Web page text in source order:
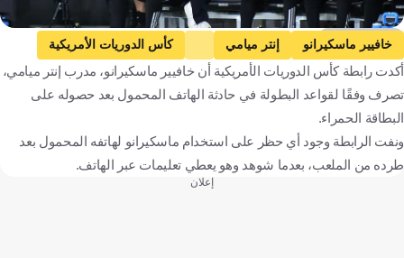
Getty Images
خافيير ماسكيرانو إنتر ميامي
كأس الدوريات الأمريكية
إنتر ميامي ضد تيجريس أونال
تيجريس أونال كرة قدم
أكدت رابطة كأس الدوريات الأمريكية أن خافيير ماسكيرانو، مدرب إنتر ميامي،
تصرف وفقًا لقواعد البطولة في حادثة الهاتف المحمول بعد حصوله على
البطاقة الحمراء.
ونفت الرابطة وجود أي حظر على استخدام ماسكيرانو لهاتفه المحمول بعد
طرده من الملعب، بعدما شوهد وهو يعطي تعليمات عبر الهاتف.
إعلان